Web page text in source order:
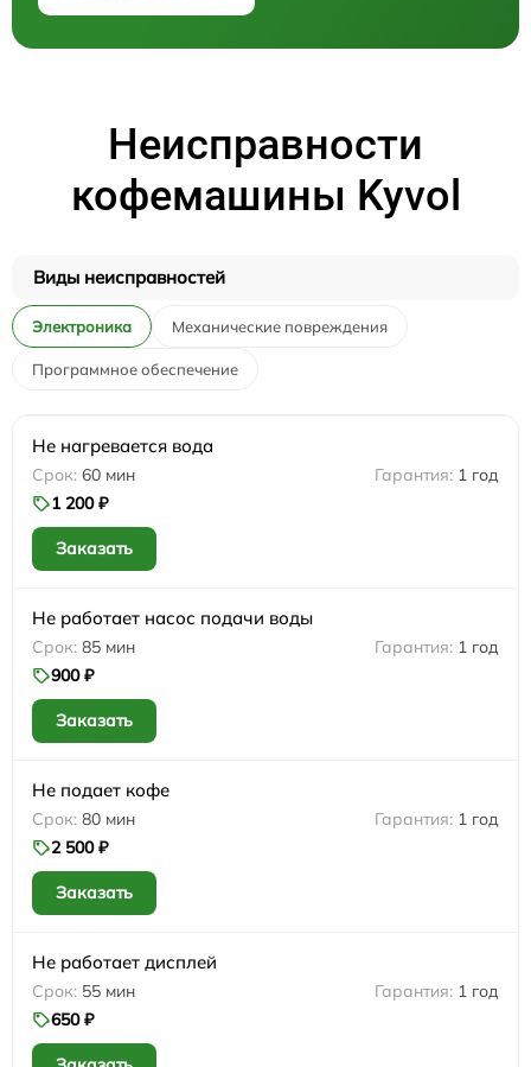
Неисправности
кофемашины Kyvol
Виды неисправностей
Электроника Механические повреждения
Программное обеспечение
Не нагревается вода
60 мин
1 год
1 200 ₽
Заказать
Не работает насос подачи воды
85 мин
1 год
900 ₽
Заказать
Не подает кофе
80 мин
1 год
2 500 ₽
Заказать
Не работает дисплей
55 мин
1 год
650 ₽